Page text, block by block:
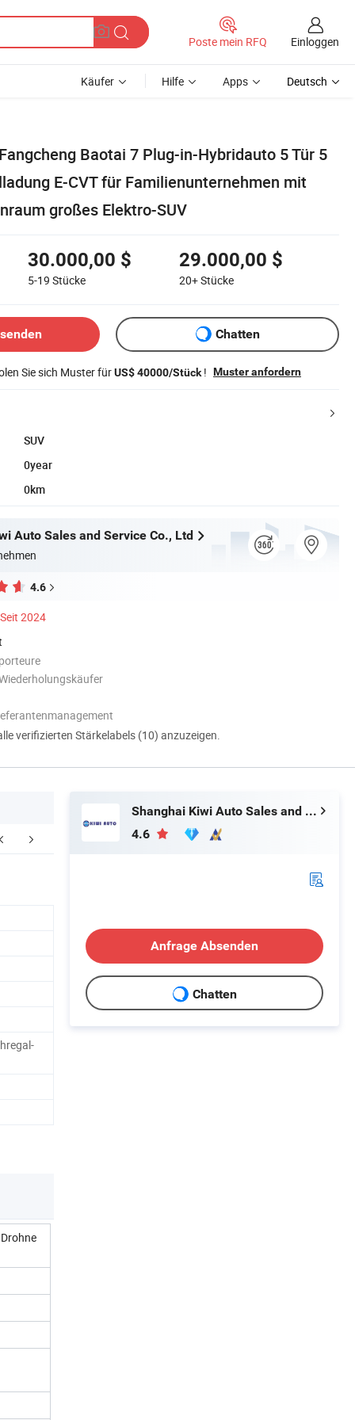
Poste mein RFQ Einloggen
Käufer Hilfe Apps Deutsch
Baotai 7 Plug-in-Hybridauto 5 Tür 5
E-CVT für Familienunternehmen mit
großes Elektro-SUV
30.000,00 $
5-19 Stücke
29.000,00 $
20+Stücke
Chatten
Sie sich Muster fürUS$ 40000/Stück! Muster anfordern
SUV
0year
0km
Auto Sales and Service Co., Ltd
4.6
Seit 2024
verifizierten Stärkelabels (10) anzuzeigen.
Verpackung Und Lieferung
Shanghai Kiwi Auto Sales and Service Co., Ltd
4.6
Anfrage Absenden
Chatten